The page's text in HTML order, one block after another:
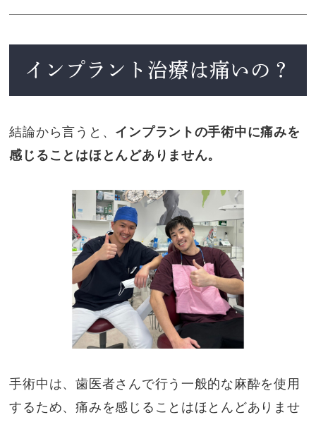
インプラント治療は痛いの？
結論から言うと、 インプラントの手術中に痛みを
感じることはほとんどありません。
手術中は、歯医者さんで行う一般的な麻酔を使用
するため、痛みを感じることはほとんどありませ